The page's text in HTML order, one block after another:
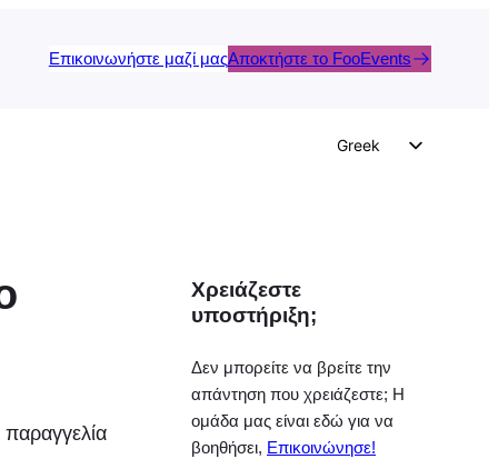
Επικοινωνήστε μαζί μαςΑποκτήστε το FooEvents
Greek
Portuguese
French
Polish
παραγγελία
Χρειάζεστε
υποστήριξη;
Δεν μπορείτε να βρείτε την
απάντηση που χρειάζεστε; Η
ομάδα μας είναι εδώ για να
βοηθήσει, Επικοινώνησε!